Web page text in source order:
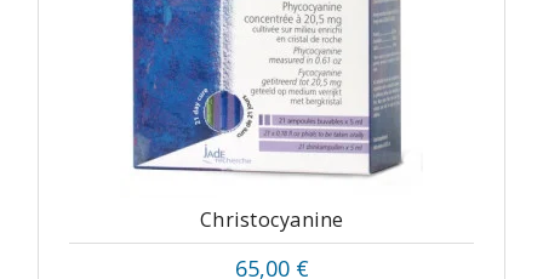
Christocyanine
65,00 €